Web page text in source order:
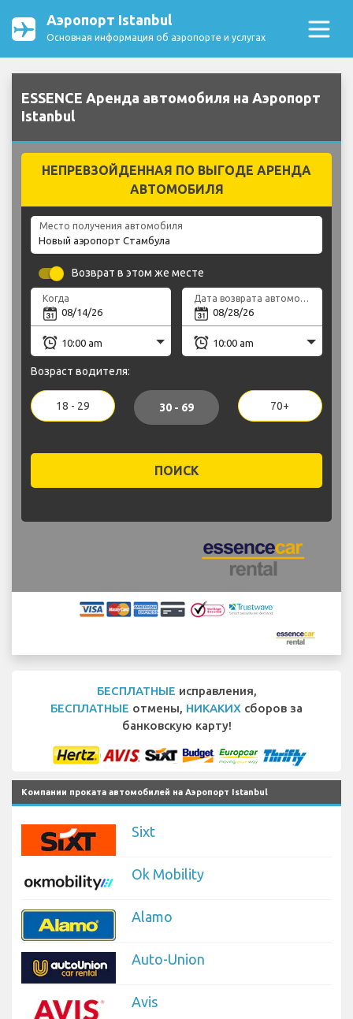
Аэропорт Istanbul
Основная информация об аэропорте и услугах
ESSENCE Аренда автомобиля на Аэропорт
Istanbul
НЕПРЕВЗОЙДЕННАЯ ПО ВЫГОДЕ АРЕНДА
АВТОМОБИЛЯ
Место получения автомобиля
Возврат в этом же месте
Когда Дата возврата автомобиля
Возраст водителя:
18 - 29 30 - 69 70+
ПОИСК
БЕСПЛАТНЫЕ исправления,
БЕСПЛАТНЫЕ отмены, НИКАКИХ сборов за
банковскую карту!
Компании проката автомобилей на Аэропорт Istanbul
Sixt
Ok Mobility
Alamo
Auto-Union
Avis